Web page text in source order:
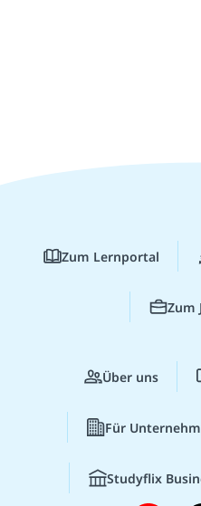
Zum Lernportal
Zum
Über uns
Für
Studyflix